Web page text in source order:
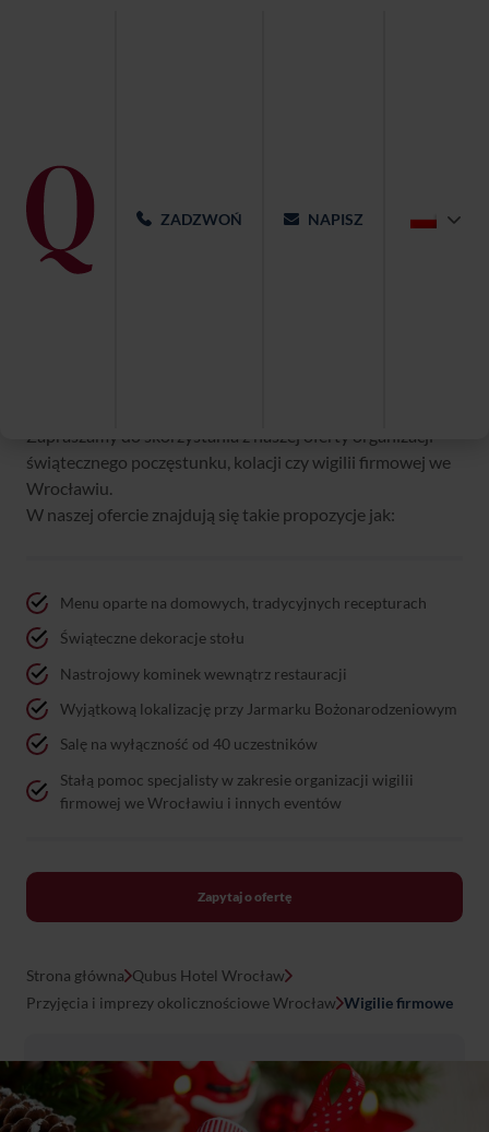
ZADZWOŃ NAPISZ
Zapraszamy do skorzystania z naszej oferty organizacji
świątecznego poczęstunku, kolacji czy wigilii firmowej we
Wrocławiu.
W naszej ofercie znajdują się takie propozycje jak:
Menu oparte na domowych, tradycyjnych recepturach
Świąteczne dekoracje stołu
Nastrojowy kominek wewnątrz restauracji
Wyjątkową lokalizację przy Jarmarku Bożonarodzeniowym
Salę na wyłączność od 40 uczestników
Stałą pomoc specjalisty w zakresie organizacji wigilii
firmowej we Wrocławiu i innych eventów
Zapytaj o ofertę
Strona główna Qubus Hotel Wrocław
Przyjęcia i imprezy okolicznościowe Wrocław Wigilie firmowe